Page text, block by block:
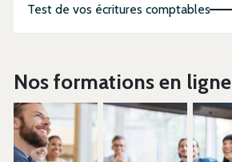
Test de vos écritures comptables
Nos formations en ligne